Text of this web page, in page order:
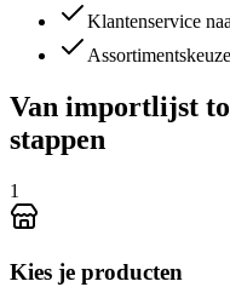
Klantenservice
Van importlijst
stappen
1
Kies je producten